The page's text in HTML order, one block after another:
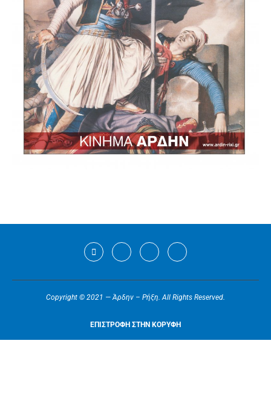
Copyright © 2021 — Άρδην – Ρήξη. All Rights Reserved.
ΕΠΙΣΤΡΟΦΗ ΣΤΗΝ ΚΟΡΥΦΗ